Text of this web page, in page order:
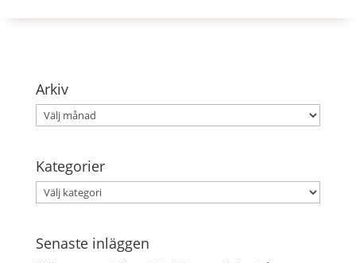
Arkiv
Arkiv
Kategorier
Kategorier
Senaste inläggen